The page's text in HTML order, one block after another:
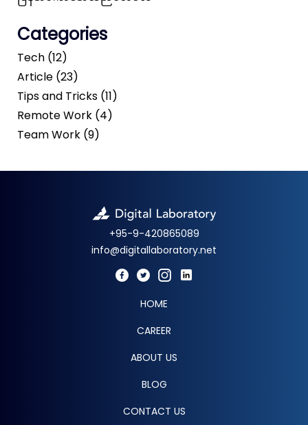
Categories
Tech (12)
Article (23)
Tips and Tricks (11)
Remote Work (4)
Team Work (9)
+95-9-420865089
info@digitallaboratory.net
HOME
CAREER
ABOUT US
BLOG
CONTACT US